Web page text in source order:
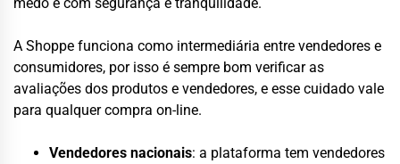
A Shoppe funciona como intermediária entre vendedores e
consumidores, por isso é sempre bom verificar as
avaliações dos produtos e vendedores, e esse cuidado vale
para qualquer compra on-line.
Vendedores nacionais: a plataforma tem vendedores